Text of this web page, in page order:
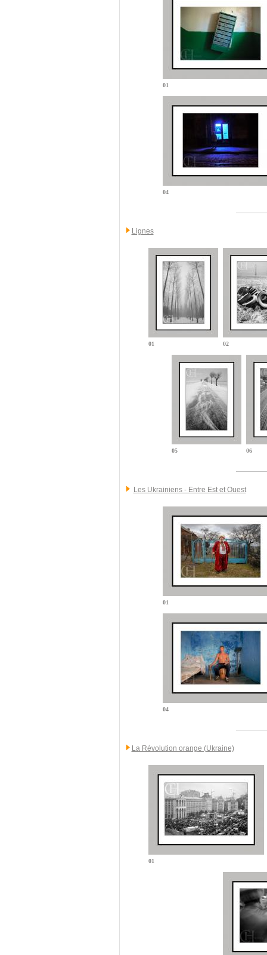
01
04
Lignes
01 02
05 06
Les Ukrainiens - Entre Est et Ouest
01
04
La Révolution orange (Ukraine)
01